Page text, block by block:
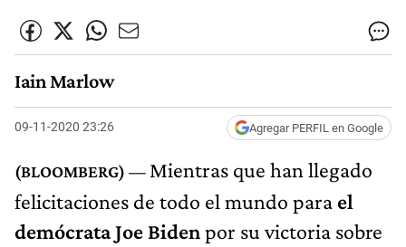
Iain Marlow
09-11-2020 23:26 Agregar PERFIL en Google
Mientras que han llegado
felicitaciones de todo el mundo para el
demócrata Joe Bidenpor su victoria sobre